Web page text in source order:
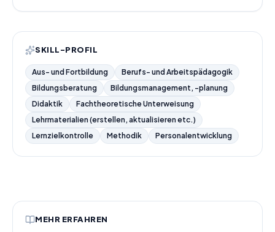
SKILL-PROFIL
Aus- und Fortbildung
Berufs- und Arbeitspädagogik
Bildungsberatung
Bildungsmanagement, -planung
Didaktik
Fachtheoretische Unterweisung
Lehrmaterialien (erstellen, aktualisieren etc.)
Lernzielkontrolle
Methodik Personalentwicklung
MEHR ERFAHREN